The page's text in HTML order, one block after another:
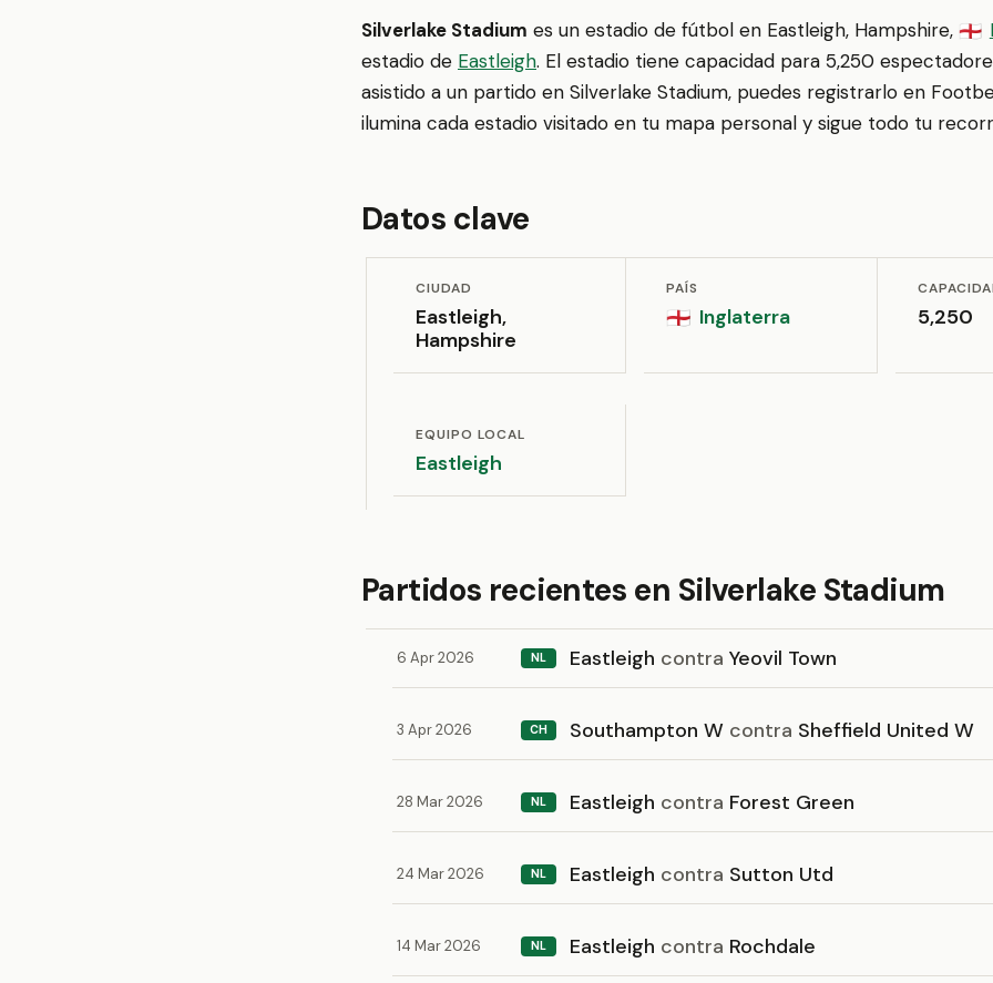
Silverlake Stadium es un estadio de fútbol en Eastleigh, Hampshire, 🏴󠁧󠁢󠁥󠁮󠁧󠁿
estadio de Eastleigh. El estadio tiene capacidad para 5,250
asistido a un partido en Silverlake Stadium, puedes registrarlo en
ilumina cada estadio visitado en tu mapa personal y sigue todo tu
Datos clave
CIUDAD
Eastleigh,
Hampshire
PAÍS
🏴󠁧󠁢󠁥󠁮󠁧󠁿 Inglaterra 5,250
EQUIPO LOCAL
Eastleigh
Partidos recientes en Silverlake Stadium
6 Apr 2026 NL Eastleigh contra Yeovil Town
3 Apr 2026 CH Southampton W contra Sheffield United W
28 Mar 2026 NL Eastleigh contra Forest Green
24 Mar 2026 NL Eastleigh contra Sutton Utd
14 Mar 2026 NL Eastleigh contra Rochdale